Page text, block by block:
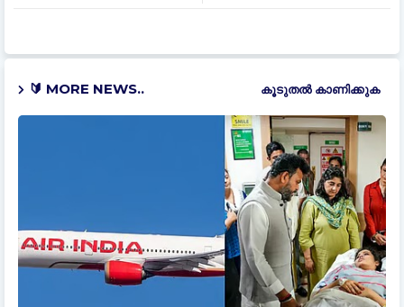
🔰 MORE NEWS.. കൂടുതൽ‍ കാണിക്കുക